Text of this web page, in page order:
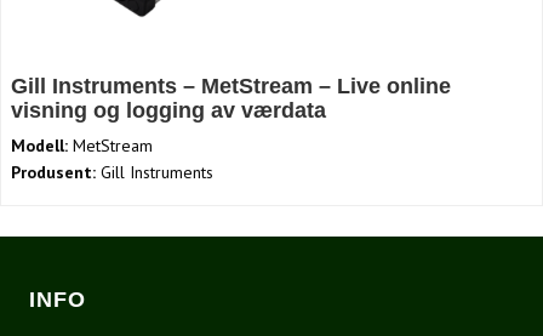
Gill Instruments – MetStream – Live online
visning og logging av værdata
Modell: MetStream
Produsent: Gill Instruments
INFO